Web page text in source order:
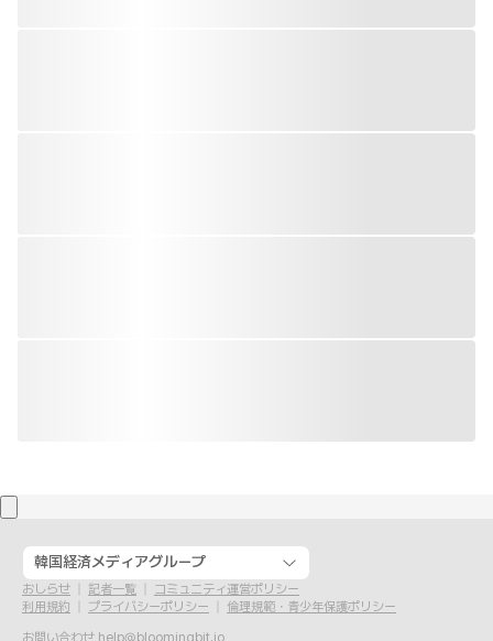
韓国経済メディアグループ
おしらせ 記者一覧
コミュニティ運営ポリシー
利用規約
プライバシーポリシー
倫理規範・青少年保護ポリシー
お問い合わせ help@bloomingbit.io